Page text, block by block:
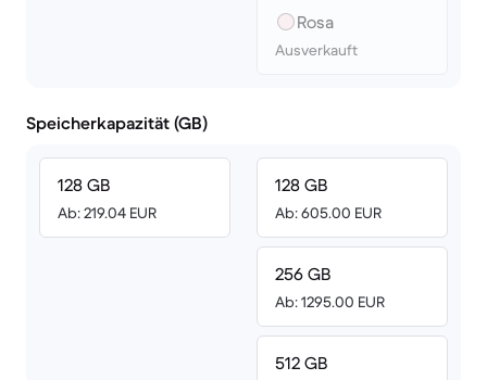
Rosa
Ausverkauft
Speicherkapazität (GB)
128 GB
Ab: 219.04 EUR
128 GB
Ab: 605.00 EUR
256 GB
Ab: 1295.00 EUR
512 GB